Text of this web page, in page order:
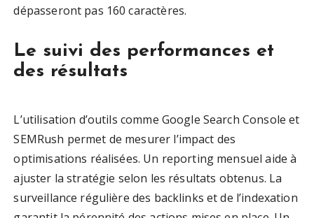
dépasseront pas 160 caractères.
Le suivi des performances et
des résultats
L’utilisation d’outils comme Google Search Console et
SEMRush permet de mesurer l’impact des
optimisations réalisées. Un reporting mensuel aide à
ajuster la stratégie selon les résultats obtenus. La
surveillance régulière des backlinks et de l’indexation